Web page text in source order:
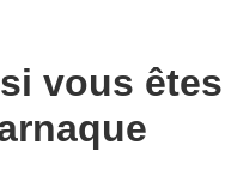
vous êtes